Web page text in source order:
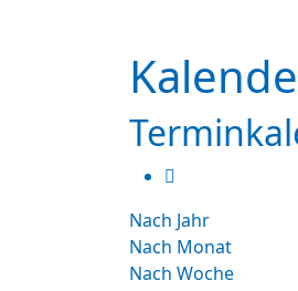
Nach Jahr
Nach Monat
Nach Woche